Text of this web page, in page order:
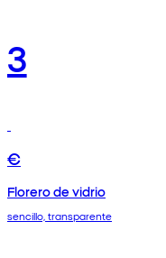
3
€
Florero de vidrio
sencillo, transparente